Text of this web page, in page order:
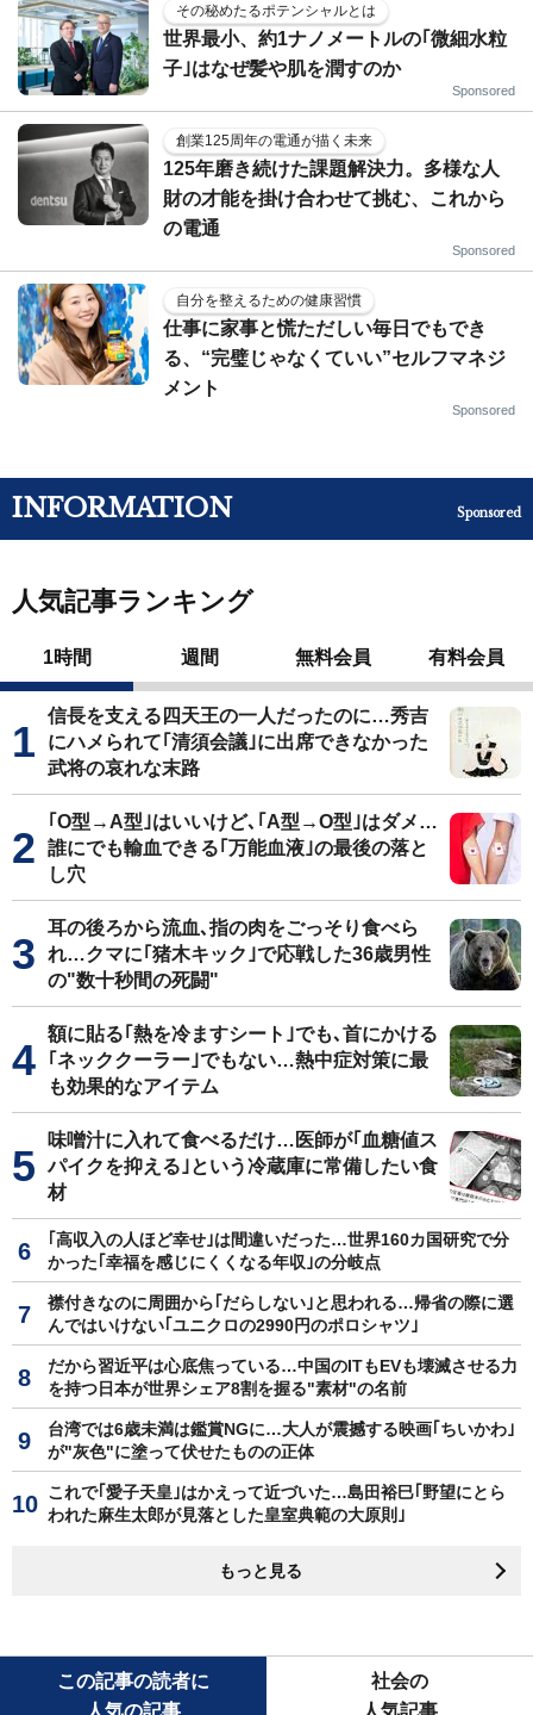
その秘めたるポテンシャルとは
世界最小、約1ナノメートルの｢微細水粒
子｣はなぜ髪や肌を潤すのか
Sponsored
創業125周年の電通が描く未来
125年磨き続けた課題解決力。多様な人
財の才能を掛け合わせて挑む、これから
の電通
Sponsored
自分を整えるための健康習慣
仕事に家事と慌ただしい毎日でもでき
る、“完璧じゃなくていい”セルフマネジ
メント
Sponsored
INFORMATION Sponsored
人気記事ランキング
1時間 週間 無料会員 有料会員
信長を支える四天王の一人だったのに…秀吉
にハメられて｢清須会議｣に出席できなかった
武将の哀れな末路
｢O型→A型｣はいいけど､｢A型→O型｣はダメ…
誰にでも輸血できる｢万能血液｣の最後の落と
し穴
耳の後ろから流血､指の肉をごっそり食べら
れ…クマに｢猪木キック｣で応戦した36歳男性
の"数十秒間の死闘"
額に貼る｢熱を冷ますシート｣でも､首にかける
｢ネッククーラー｣でもない…熱中症対策に最
も効果的なアイテム
味噌汁に入れて食べるだけ…医師が｢血糖値ス
パイクを抑える｣という冷蔵庫に常備したい食
材
｢高収入の人ほど幸せ｣は間違いだった…世界160カ国研究で分
かった｢幸福を感じにくくなる年収｣の分岐点
襟付きなのに周囲から｢だらしない｣と思われる…帰省の際に選
んではいけない｢ユニクロの2990円のポロシャツ｣
だから習近平は心底焦っている…中国のITもEVも壊滅させる力
を持つ日本が世界シェア8割を握る"素材"の名前
台湾では6歳未満は鑑賞NGに…大人が震撼する映画｢ちいかわ｣
が"灰色"に塗って伏せたものの正体
これで｢愛子天皇｣はかえって近づいた…島田裕巳｢野望にとら
われた麻生太郎が見落とした皇室典範の大原則｣
もっと見る
この記事の読者に
人気の記事
社会の
人気記事